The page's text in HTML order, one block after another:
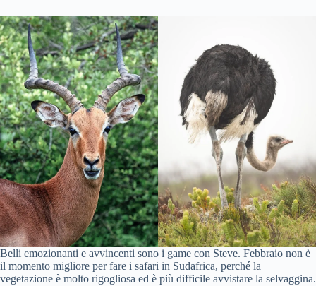
Belli emozionanti e avvincenti sono i game con Steve. Febbraio non è
il momento migliore per fare i safari in Sudafrica, perché la
vegetazione è molto rigogliosa ed è più difficile avvistare la selvaggina.